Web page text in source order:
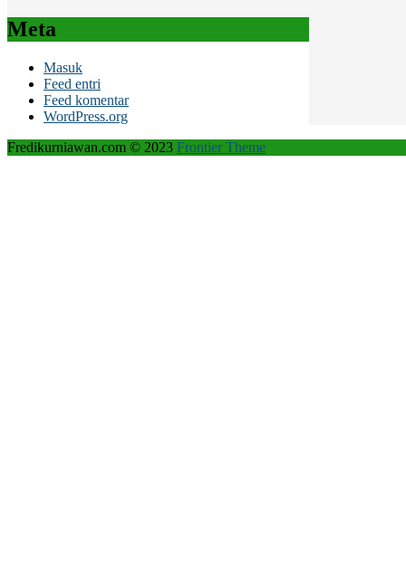
Meta
Masuk
Feed entri
Feed komentar
WordPress.org
Fredikurniawan.com © 2023 Frontier Theme